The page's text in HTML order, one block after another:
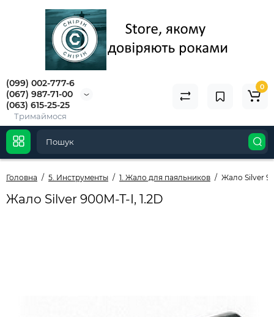
(099) 002-777-6
(067) 987-71-00
(063) 615-25-25
Тримаймося
0
Головна 5. Инструменты 1. Жало для паяльников Жало Silver
Жало Silver 900M-T-I, 1.2D